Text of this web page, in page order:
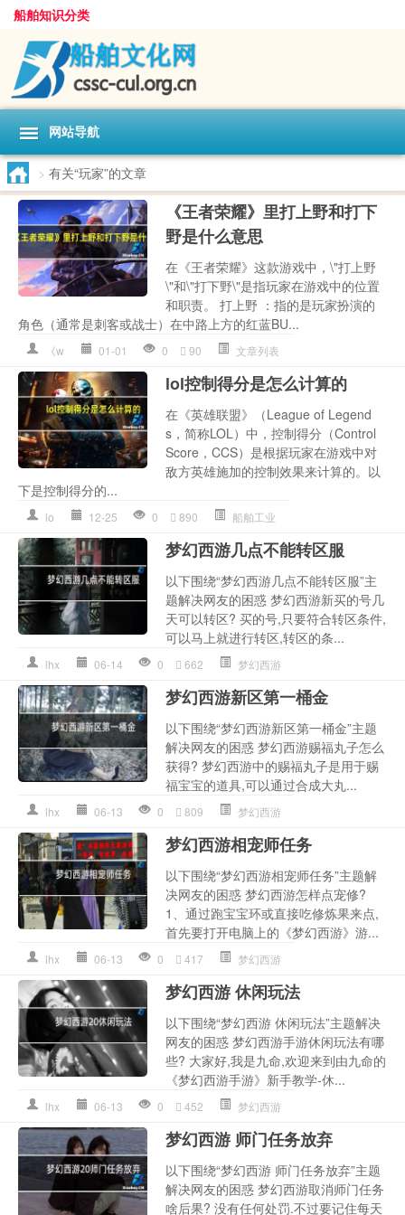
船舶知识分类
网站导航
> 有关“玩家”的文章
《王者荣耀》里打上野和打下
野是什么意思
在《王者荣耀》这款游戏中，\"打上野
\"和\"打下野\"是指玩家在游戏中的位置
和职责。 打上野 ：指的是玩家扮演的
角色（通常是刺客或战士）在中路上方的红蓝BU...
《w 01-01 0 90 文章列表
lol控制得分是怎么计算的
在《英雄联盟》（League of Legend
s，简称LOL）中，控制得分（Control
Score，CCS）是根据玩家在游戏中对
敌方英雄施加的控制效果来计算的。以
下是控制得分的...
lo 12-25 0 890 船舶工业
梦幻西游几点不能转区服
以下围绕“梦幻西游几点不能转区服”主
题解决网友的困惑 梦幻西游新买的号几
天可以转区? 买的号,只要符合转区条件,
可以马上就进行转区,转区的条...
lhx 06-14 0 662 梦幻西游
梦幻西游新区第一桶金
以下围绕“梦幻西游新区第一桶金”主题
解决网友的困惑 梦幻西游赐福丸子怎么
获得? 梦幻西游中的赐福丸子是用于赐
福宝宝的道具,可以通过合成大丸...
lhx 06-13 0 809 梦幻西游
梦幻西游相宠师任务
以下围绕“梦幻西游相宠师任务”主题解
决网友的困惑 梦幻西游怎样点宠修?
1、通过跑宝宝环或直接吃修炼果来点,
首先要打开电脑上的《梦幻西游》游...
lhx 06-13 0 417 梦幻西游
梦幻西游 休闲玩法
以下围绕“梦幻西游 休闲玩法”主题解决
网友的困惑 梦幻西游手游休闲玩法有哪
些? 大家好,我是九命,欢迎来到由九命的
《梦幻西游手游》新手教学-休...
lhx 06-13 0 452 梦幻西游
梦幻西游 师门任务放弃
以下围绕“梦幻西游 师门任务放弃”主题
解决网友的困惑 梦幻西游取消师门任务
啥后果? 没有任何处罚.不过要记住每天